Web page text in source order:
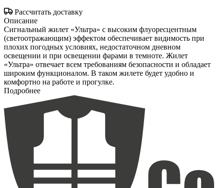
Рассчитать доставку
Описание
Сигнальный жилет «Ультра» с высоким флуоресцентным
(светоотражающим) эффектом обеспечивает видимость при
плохих погодных условиях, недостаточном дневном
освещении и при освещении фарами в темноте. Жилет
«Ультра» отвечает всем требованиям безопасности и обладает
широким функционалом. В таком жилете будет удобно и
комфортно на работе и прогулке.
Подробнее